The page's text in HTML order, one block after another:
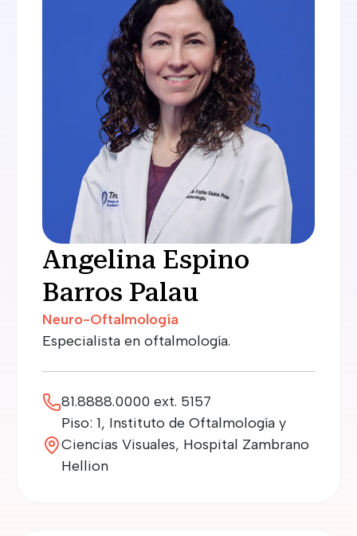
Especialista en oftalmología.
81.8888.0000 ext. 5157
Piso: 1, Instituto de Oftalmología y
Ciencias Visuales, Hospital Zambrano
Hellion
Angelina Espino
Barros Palau
Neuro-Oftalmología